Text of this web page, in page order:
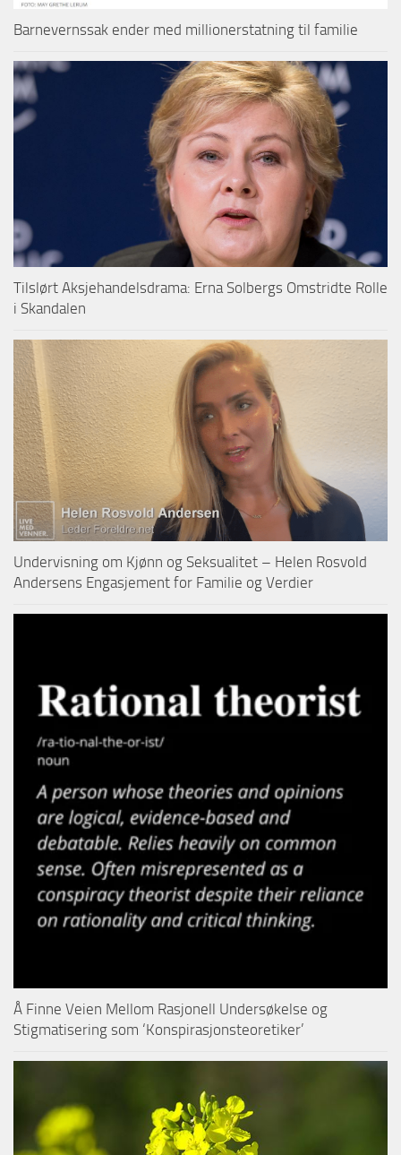
Barnevernssak ender med millionerstatning til familie
Tilslørt Aksjehandelsdrama: Erna Solbergs Omstridte Rolle
i Skandalen
Undervisning om Kjønn og Seksualitet – Helen Rosvold
Andersens Engasjement for Familie og Verdier
Å Finne Veien Mellom Rasjonell Undersøkelse og
Stigmatisering som ‘Konspirasjonsteoretiker’